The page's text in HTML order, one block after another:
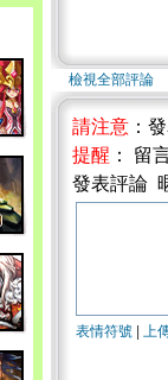
檢視全部評論
請注意 ：
提醒 ： 留
發表評論
表情符號 上